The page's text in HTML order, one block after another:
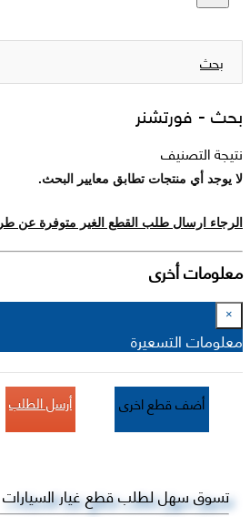
بحث
بحث - فورتشنر
نتيجة التصنيف
لا يوجد أي منتجات تطابق معايير البحث.
الرجاء ارسال طلب القطع الغير متوفرة عن
معلومات أخرى
×
معلومات التسعيرة
أضف قطع اخرى أرسل الطلب
تسوق سهل لطلب قطع غيار السيارات